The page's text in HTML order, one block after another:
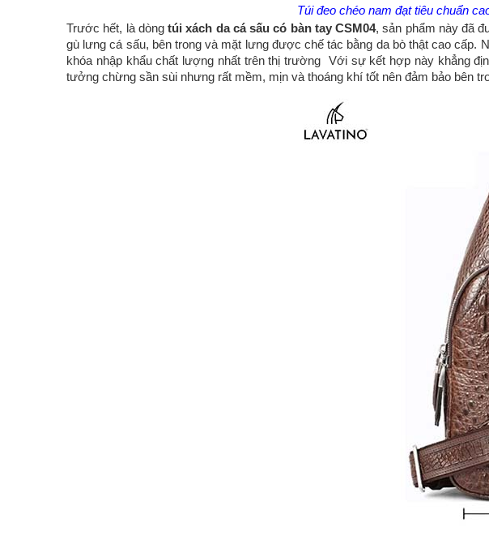
Túi đeo chéo nam đạt tiêu chuẩn
Trước hết, là dòngtúi xách da cá sấu có bàn tay CSM04, sản phẩm này đã
gù lưng cá sấu, bên trong và mặt lưng được chế tác bằng da bò thật cao
khóa nhập khẩu chất lượng nhất trên thị trường Với sự kết hợp này khẳng
tưởng chừng sần sùi nhưng rất mềm, mịn và thoáng khí tốt nên đảm bảo bên